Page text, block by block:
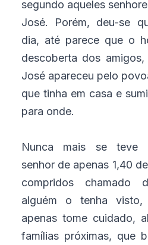
segundo aqueles
José. Porém, deu-se
dia, até parece que o
descoberta dos
José apareceu pelo
que tinha em casa e
para onde.
Nunca mais se teve
senhor de apenas 1,40
compridos chamado
alguém o tenha
apenas tome cuidado,
famílias próximas, que